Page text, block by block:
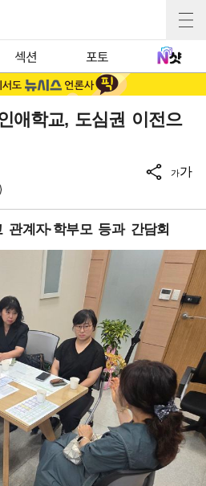
섹션 포토
애학교, 도심권 이전으
가가
계자·학부모 등과 간담회